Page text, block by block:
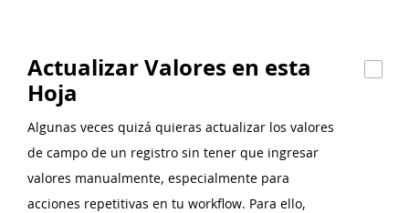
Actualizar Valores en esta
Hoja
Algunas veces quizá quieras actualizar los valores
de campo de un registro sin tener que ingresar
valores manualmente, especialmente para
acciones repetitivas en tu workflow. Para ello,